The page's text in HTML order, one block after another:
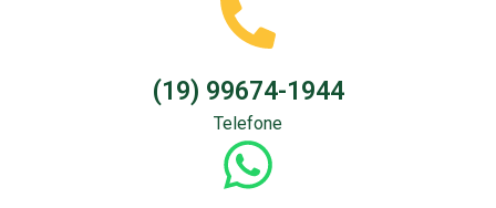
(19) 99674-1944
Telefone